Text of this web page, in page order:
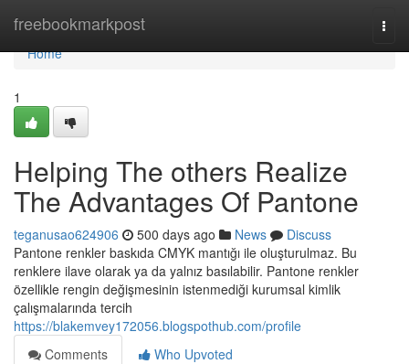
freebookmarkpost
Home
Home
1
Helping The others Realize
The Advantages Of Pantone
teganusao624906 500 days ago News
Discuss
Pantone renkler baskıda CMYK mantığı ile oluşturulmaz. Bu
renklere ilave olarak ya da yalnız basılabilir. Pantone renkler
özellikle rengin değişmesinin istenmediği kurumsal kimlik
çalışmalarında tercih
https://blakemvey172056.blogspothub.com/profile
Comments
Who Upvoted